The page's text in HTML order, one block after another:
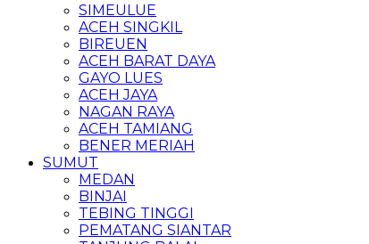
SIMEULUE
ACEH SINGKIL
BIREUEN
ACEH BARAT DAYA
GAYO LUES
ACEH JAYA
NAGAN RAYA
ACEH TAMIANG
BENER MERIAH
SUMUT
MEDAN
BINJAI
TEBING TINGGI
PEMATANG SIANTAR